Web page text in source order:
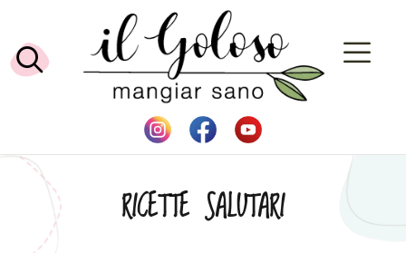
RICETTE SALUTARI